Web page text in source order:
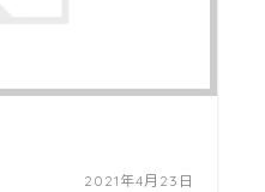
2021年4月23日